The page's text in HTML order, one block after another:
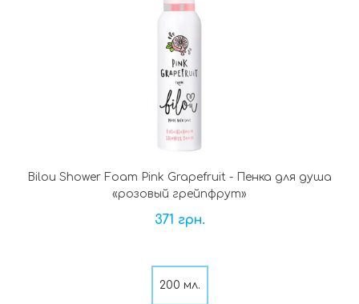
Bilou Shower Foam Pink Grapefruit - Пенка для душа
«розовый грейпфрут»
371 грн.
200 мл.